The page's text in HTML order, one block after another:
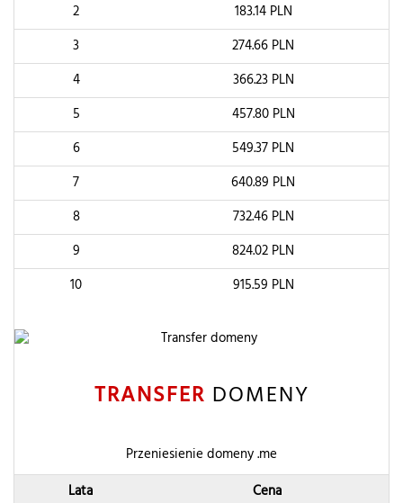
2
183.14PLN
3
274.66 PLN
4
366.23PLN
5
457.80PLN
6
549.37 PLN
7
640.89 PLN
8
732.46PLN
9
824.02 PLN
10
915.59 PLN
TRANSFER DOMENY
Przeniesienie domeny .me
Lata
Cena